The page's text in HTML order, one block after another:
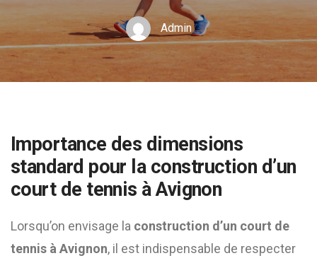
Admin
Importance des dimensions
standard pour la construction d’un
court de tennis à Avignon
Lorsqu’on envisage la construction d’un court de
tennis à Avignon, il est indispensable de respecter